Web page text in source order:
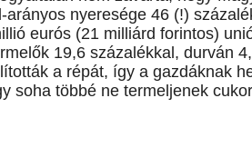
nyeresége 46 (!)
eurós (21 milliárd forintos)
19,6 százalékkal, durván
a répát, így a gazdáknak
soha többé ne termeljenek